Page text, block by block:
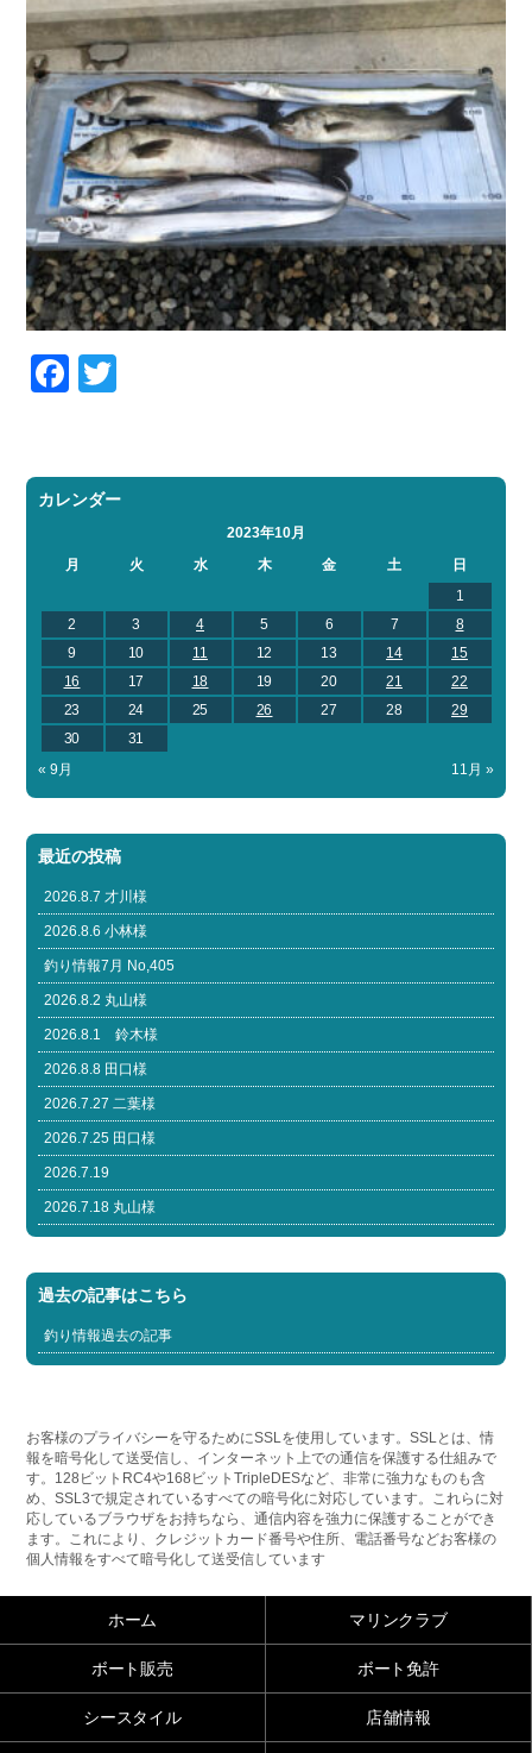
Facebook
カレンダー
2023年10月
月
火 水 木 金 土
日
1
2
3 4 5 6 7
8
9
10 11 12 13 14
15
16
17 18 19 20 21
22
23
24 25 26 27 28
29
30
31
« 9月
11月 »
最近の投稿
2026.8.7 才川様
2026.8.6 小林様
釣り情報7月 No,405
2026.8.2 丸山様
2026.8.1 鈴木様
2026.8.8 田口様
2026.7.27 二葉様
2026.7.25 田口様
2026.7.19
2026.7.18 丸山様
過去の記事はこちら
釣り情報過去の記事
お客様のプライバシーを守るためにSSLを使用しています。SSLとは、情
報を暗号化して送受信し、インターネット上での通信を保護する仕組みで
す。128ビットRC4や168ビットTripleDESなど、非常に強力なものも含
め、SSL3で規定されているすべての暗号化に対応しています。これらに対
応しているブラウザをお持ちなら、通信内容を強力に保護することができ
ます。これにより、クレジットカード番号や住所、電話番号などお客様の
個人情報をすべて暗号化して送受信しています
ホーム マリンクラブ
ボート販売 ボート免許
シースタイル 店舗情報